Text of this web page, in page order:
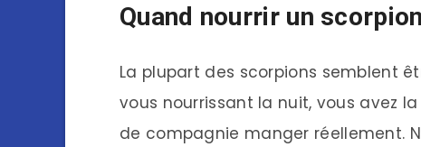
Quand nourrir un scorpion
La plupart des scorpions semblent
vous nourrissant la nuit, vous avez
de compagnie manger réellement.